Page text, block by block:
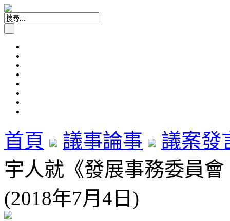
首頁 議事論事
議案發
宇人就《發展事務委員
(2018年7月4日)